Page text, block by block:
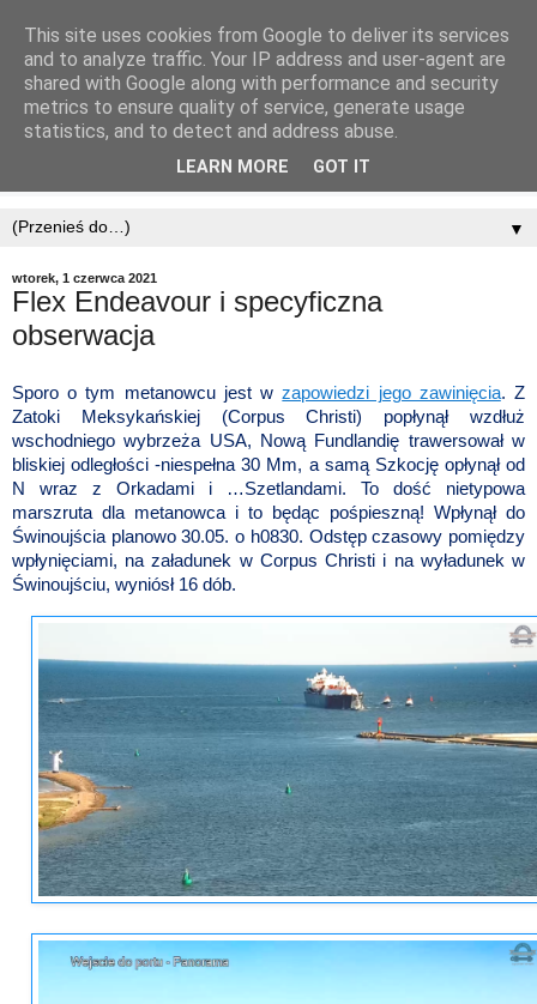
▼
wtorek, 1 czerwca 2021
Flex Endeavour i specyficzna
obserwacja
Sporo o tym metanowcu jest wzapowiedzi jego zawinięcia. Z
Zatoki Meksykańskiej (Corpus Christi) popłynął wzdłuż
wschodniego wybrzeża USA, Nową Fundlandię trawersował w
bliskiej odległości -niespełna 30 Mm, a samą Szkocję opłynął od
N wraz z Orkadami i …Szetlandami. To dość nietypowa
marszruta dla metanowca i to będąc pośpieszną! Wpłynął do
Świnoujścia planowo 30.05. o h0830. Odstęp czasowy pomiędzy
wpłynięciami, na załadunek w Corpus Christi i na wyładunek w
Świnoujściu, wyniósł 16 dób.
This site uses cookies from Google to deliver its services
and to analyze traffic. Your IP address and user-agent are
shared with Google along with performance and security
metrics to ensure quality of service, generate usage
statistics, and to detect and address abuse.
LEARN MORE GOT IT